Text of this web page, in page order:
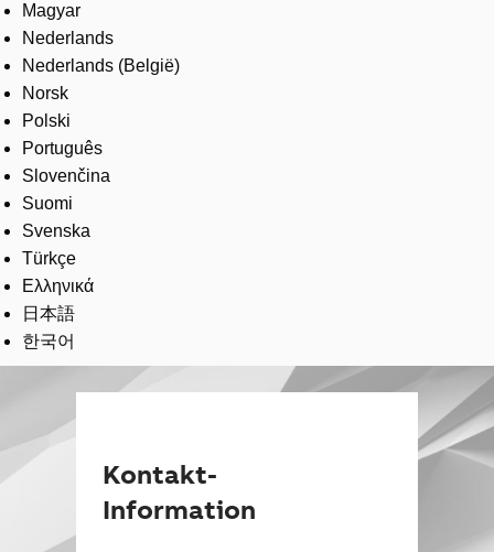
Magyar
Nederlands
Nederlands (België)
Norsk
Polski
Português
Slovenčina
Suomi
Svenska
Türkçe
Ελληνικά
日本語
한국어
Kontakt-
Information